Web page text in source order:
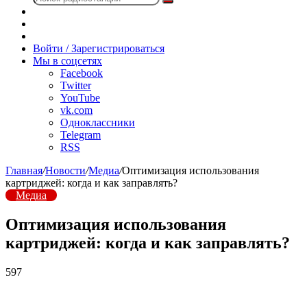
Поиск
радио
Войти / Зарегистрироваться
Мы в соцсетях
Facebook
Twitter
YouTube
vk.com
Одноклассники
Telegram
RSS
Главная/Новости/Медиа/Оптимизация использования
картриджей: когда и как заправлять?
Медиа
Оптимизация использования
картриджей: когда и как заправлять?
597